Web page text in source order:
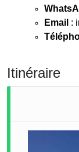
Email :
Itinéraire